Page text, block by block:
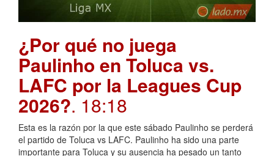
¿Por qué no juega
Paulinho en Toluca vs.
LAFC por la Leagues Cup
2026?. 18:18
Esta es la razón por la que este sábado Paulinho se perderá
el partido de Toluca vs LAFC. Paulinho ha sido una parte
importante para Toluca y su ausencia ha pesado un tanto